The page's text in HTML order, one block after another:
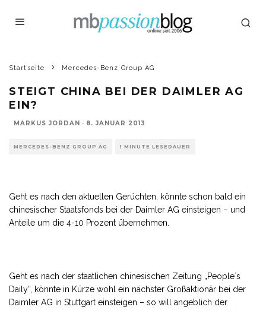
Startseite Mercedes-Benz Group AG
STEIGT CHINA BEI DER DAIMLER AG
EIN?
MARKUS JORDAN · 8. JANUAR 2013
MERCEDES-BENZ GROUP AG 1 MINUTE LESEDAUER
Geht es nach den aktuellen Gerüchten, könnte schon bald ein
chinesischer Staatsfonds bei der Daimler AG einsteigen – und
Anteile um die 4-10 Prozent übernehmen.
Geht es nach der staatlichen chinesischen Zeitung „People´s
Daily“, könnte in Kürze wohl ein nächster Großaktionär bei der
Daimler AG in Stuttgart einsteigen – so will angeblich der